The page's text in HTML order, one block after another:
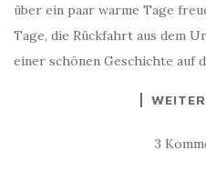
über ein paar warme Tage
Tage, die Rückfahrt aus dem
einer schönen Geschichte auf
3